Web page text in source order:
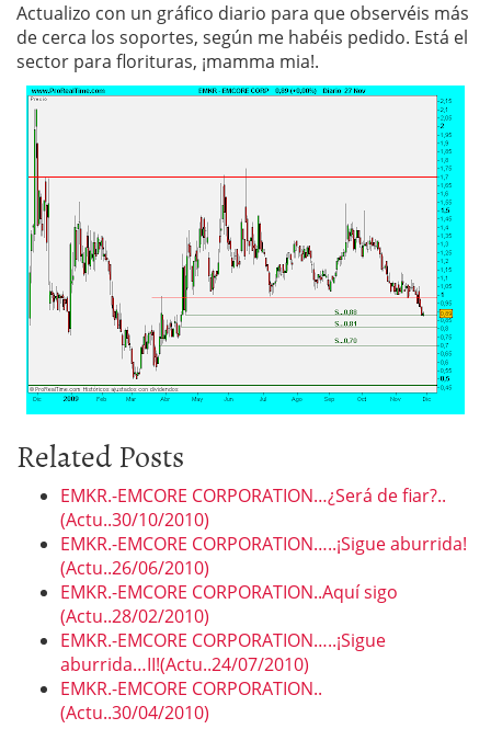
Actualizo con un gráfico diario para que observéis más
de cerca los soportes, según me habéis pedido. Está el
sector para florituras, ¡mamma mia!.
Related Posts
EMKR.-EMCORE CORPORATION…¿Será de fiar?..
(Actu..30/10/2010)
EMKR.-EMCORE CORPORATION…..¡Sigue aburrida!
(Actu..26/06/2010)
EMKR.-EMCORE CORPORATION..Aquí sigo
(Actu..28/02/2010)
EMKR.-EMCORE CORPORATION…..¡Sigue
aburrida…II!(Actu..24/07/2010)
EMKR.-EMCORE CORPORATION..
(Actu..30/04/2010)